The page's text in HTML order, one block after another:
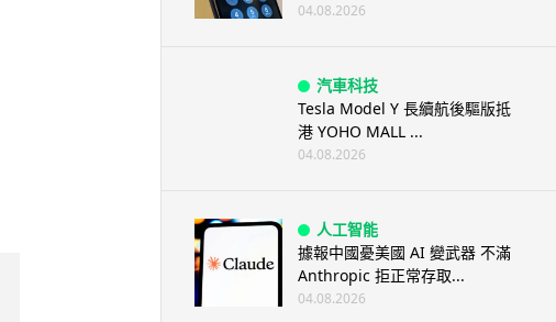
04.08.2026
汽車科技
Tesla Model Y 長續航後驅版抵
港 YOHO MALL ...
04.08.2026
人工智能
據報中國憂美國 AI 變武器 不滿
Anthropic 拒正常存取...
04.08.2026